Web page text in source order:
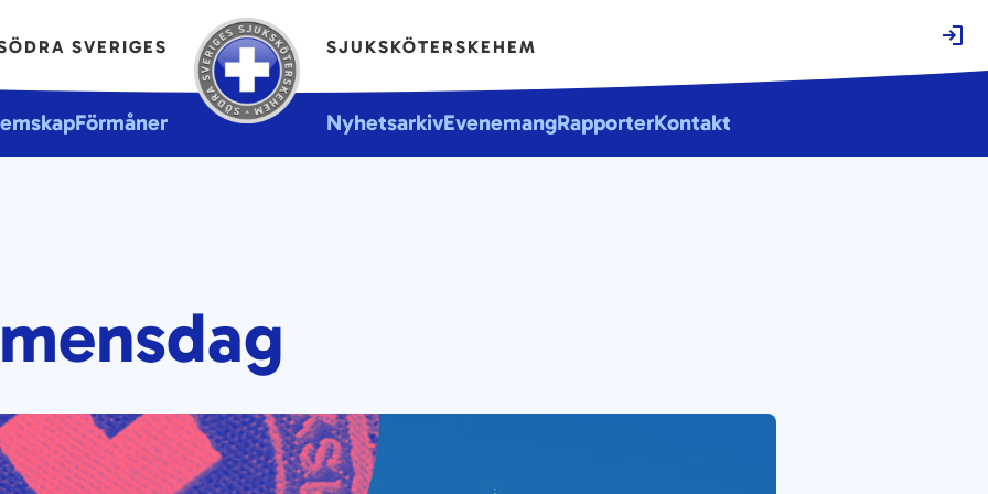
SVERIGES SJUKSKÖTERSKEHEM
Förmåner NyhetsarkivEvenemangRapporterKontakt